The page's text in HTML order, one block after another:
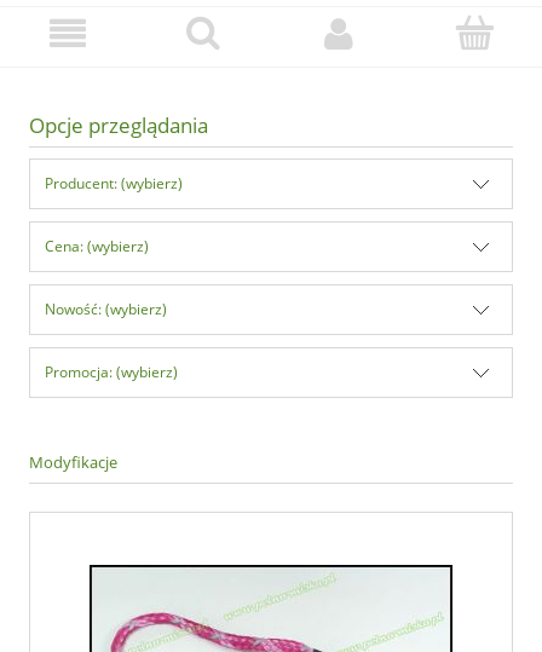
Opcje przeglądania
Producent: (wybierz)
Cena: (wybierz)
Nowość: (wybierz)
Promocja: (wybierz)
Modyfikacje